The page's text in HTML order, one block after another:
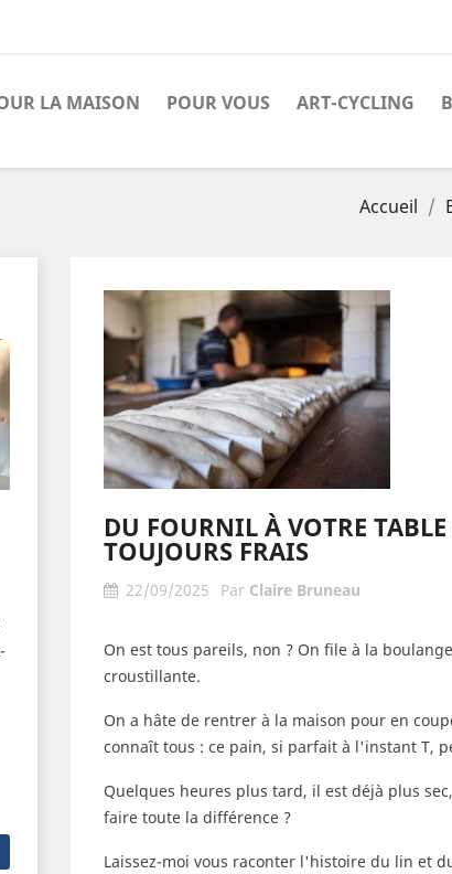
LA MAISON POUR VOUS ART-CYCLING
Accueil
Vêtement en lin et bien-
être : le refuge du corps
et de l'esprit
Fermez les yeux, respirez...
éloge à la lenteur ?
Découvrez comment une
Locminé, le 6 juin
qu’un marché de
créateurs, une
célébration du
Le 6 juin prochain,
pour une grande
l'artisanat...
Lire plus
DU FOURNIL À VOTRE
TOUJOURS FRAIS
22/09/2025 Par Claire Bruneau
On est tous pareils, non ? On file à la
croustillante.
On a hâte de rentrer à la maison pour en
connaît tous : ce pain, si parfait à l'instant T,
Quelques heures plus tard, il est déjà plus
faire toute la différence ?
Laissez-moi vous raconter l'histoire du lin et